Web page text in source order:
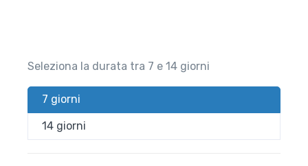
Seleziona la durata tra 7 e 14 giorni
7 giorni
14 giorni